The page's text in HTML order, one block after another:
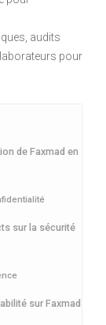
audits
pour
de Faxmad en
sur la sécurité
sur Faxmad